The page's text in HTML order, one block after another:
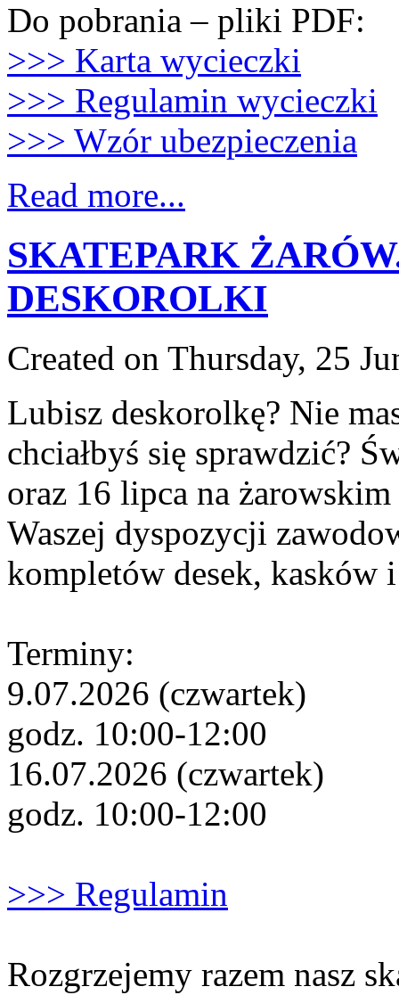
Do pobrania – pliki PDF:
>>> Karta wycieczki
>>> Regulamin wycieczki
>>> Wzór ubezpieczenia
Read more...
SKATEPARK
DESKOROLKI
Created on Thursday, 25
Lubisz deskorolkę? Nie
chciałbyś się sprawdzić?
oraz 16 lipca na żarowskim
Waszej dyspozycji
kompletów desek, kasków
Terminy:
9.07.2026 (czwartek)
godz. 10:00-12:00
16.07.2026 (czwartek)
godz. 10:00-12:00
>>> Regulamin
Rozgrzejemy razem nasz